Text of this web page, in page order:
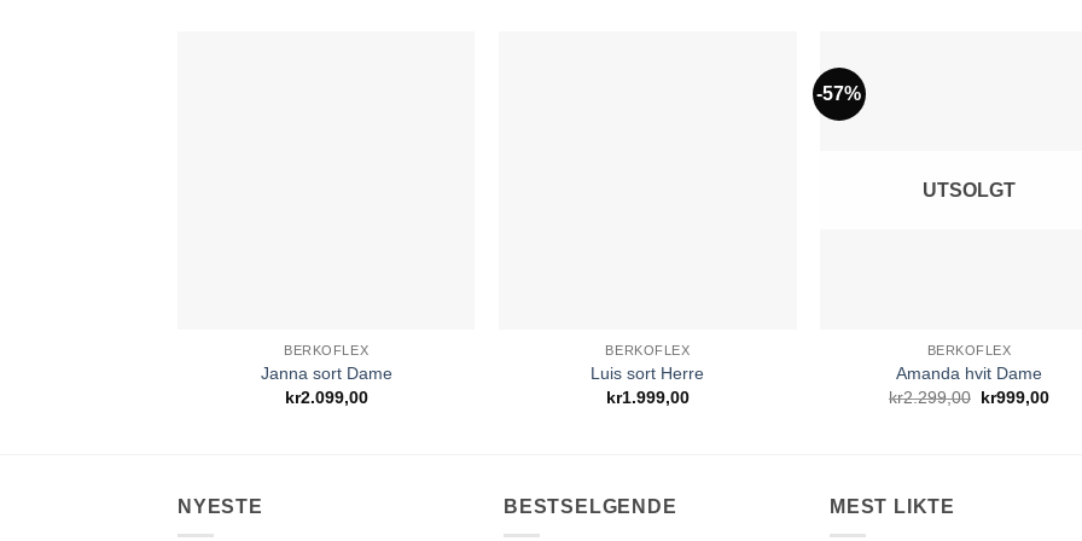
BERKOFLEX
Janna sort Dame
kr2.099,00
BERKOFLEX
Luis sort Herre
kr1.999,00
-57%
UTSOLGT
BERKOFLEX
Amanda hvit Dame
kr2.299,00 Opprinnelig
kr999,00
NYESTE BESTSELGENDE MEST LIKTE